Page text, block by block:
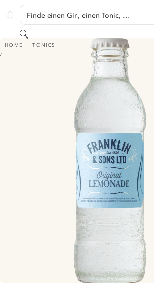
GINVENTORY
Finde einen Gin, einen Tonic, …
Suchen
HOME TONICS
FRANKLIN & SONS ORIGINAL LEMONADE